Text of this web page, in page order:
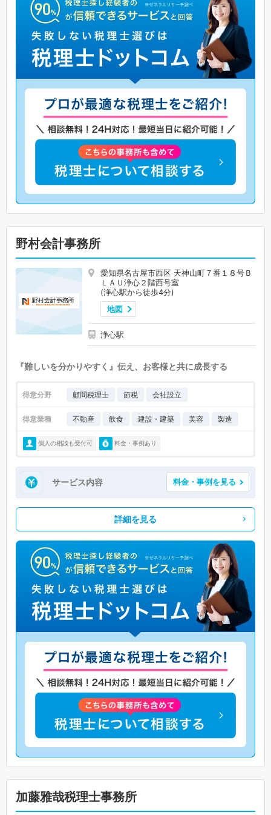
野村会計事務所
愛知県名古屋市西区 天神山町７番１８号Ｂ
ＬＡＵ浄心２階西号室
(浄心駅から徒歩4分)
地図
浄心駅
『難しいを分かりやすく』伝え、お客様と共に成長する
得意分野 顧問税理士 節税 会社設立
得意業種 不動産 飲食 建設・建築 美容 製造
個人の相談も受付可 料金・事例あり
サービス内容 料金・事例を見る
詳細を見る
加藤雅哉税理士事務所